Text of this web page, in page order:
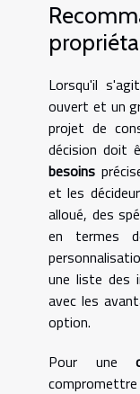
Lorsqu'il
ouvert et un
projet de
décision doit
besoins
et les
alloué, des
en termes
une liste des
avec les
option.
Pour une
compromettre